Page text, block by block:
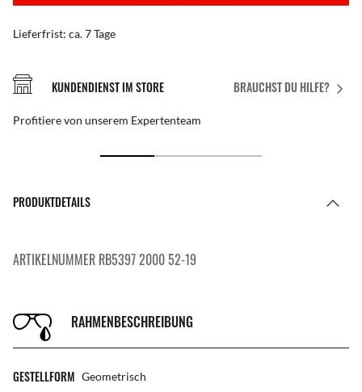
Lieferfrist: ca. 7 Tage
BRAUCHST DU HILFE?
KUNDENDIENST IM STORE
Profitiere von unserem Expertenteam
PRODUKTDETAILS
ARTIKELNUMMER RB5397 2000 52-19
RAHMENBESCHREIBUNG
GESTELLFORM Geometrisch